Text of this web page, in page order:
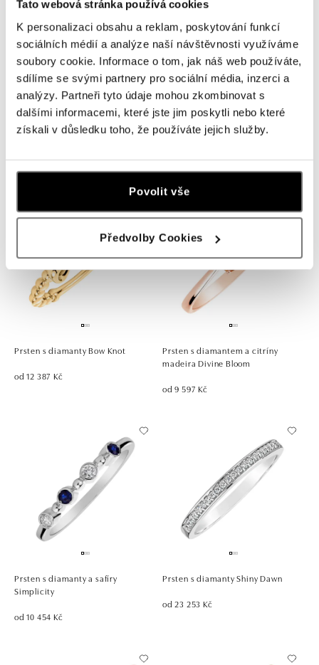
Tato webová stránka používá cookies
K personalizaci obsahu a reklam, poskytování funkcí
sociálních médií a analýze naší návštěvnosti využíváme
soubory cookie. Informace o tom, jak náš web používáte,
sdílíme se svými partnery pro sociální média, inzerci a
analýzy. Partneři tyto údaje mohou zkombinovat s
dalšími informacemi, které jste jim poskytli nebo které
získali v důsledku toho, že používáte jejich služby.
Povolit vše
Předvolby Cookies
Prsten s diamanty Stellar Shape
od 21 756 Kč
Prsten s diamantem Frozen Time
od 11 137 Kč
Prsten s diamanty Bow Knot
od 12 387 Kč
Prsten s diamantem a citríny
madeira Divine Bloom
od 9 597 Kč
Prsten s diamanty a safíry
Simplicity
od 10 454 Kč
Prsten s diamanty Shiny Dawn
od 23 253 Kč